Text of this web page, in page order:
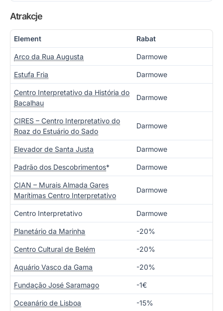
Atrakcje
Element Rabat
Arco da Rua Augusta Darmowe
Estufa Fria Darmowe
Centro Interpretativo da História do
Bacalhau
Darmowe
CIRES – Centro Interpretativo do
Roaz do Estuário do Sado
Darmowe
Elevador de Santa Justa Darmowe
Padrão dos Descobrimentos* Darmowe
CIAN – Murais Almada Gares
Marítimas Centro Interpretativo
Darmowe
Centro Interpretativo Darmowe
Planetário da Marinha -20%
Centro Cultural de Belém -20%
Aquário Vasco da Gama -20%
Fundação José Saramago -1€
Oceanário de Lisboa -15%